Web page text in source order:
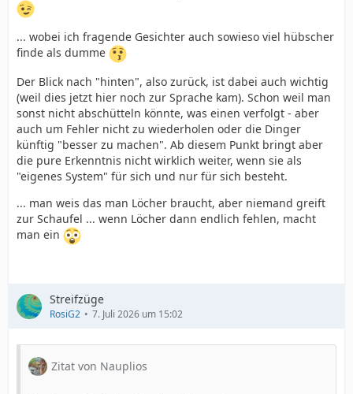
... wobei ich fragende Gesichter auch sowieso viel hübscher
finde als dumme
Der Blick nach "hinten", also zurück, ist dabei auch wichtig
(weil dies jetzt hier noch zur Sprache kam). Schon weil man
sonst nicht abschütteln könnte, was einen verfolgt - aber
auch um Fehler nicht zu wiederholen oder die Dinger
künftig "besser zu machen". Ab diesem Punkt bringt aber
die pure Erkenntnis nicht wirklich weiter, wenn sie als
"eigenes System" für sich und nur für sich besteht.
... man weis das man Löcher braucht, aber niemand greift
zur Schaufel ... wenn Löcher dann endlich fehlen, macht
man ein
Streifzüge
RosiG2 7. Juli 2026 um 15:02
Zitat von Nauplios